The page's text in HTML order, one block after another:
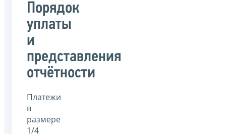
Порядок
уплаты
и
представления
отчётности
Платежи
в
размере
1/4